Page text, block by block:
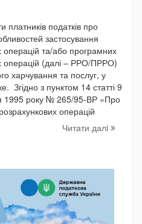
податків про
застосування
операцій та/або програмних
операцій (далі – РРО/ПРРО)
харчування та послуг, у
Згідно з пунктом 14 статті 9
1995 року № 265/95-ВР «Про
операцій
Читати далi